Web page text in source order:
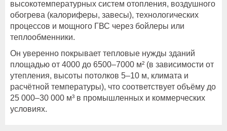
высокотемпературных систем отопления, воздушного
обогрева (калориферы, завесы), технологических
процессов и мощного ГВС через бойлеры или
теплообменники.
Он уверенно покрывает тепловые нужды зданий
площадью от 4000 до 6500–7000 м² (в зависимости от
утепления, высоты потолков 5–10 м, климата и
расчётной температуры), что соответствует объёму до
25 000–30 000 м³ в промышленных и коммерческих
условиях.